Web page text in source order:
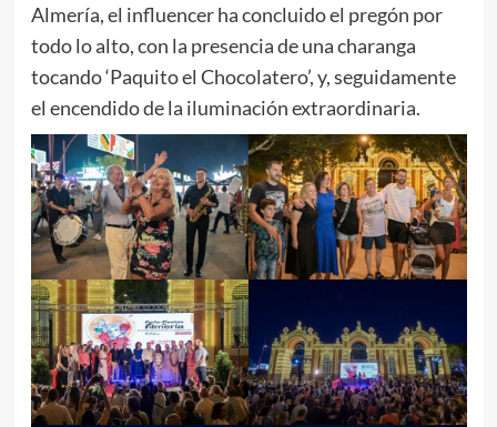
Almería, el influencer ha concluido el pregón por
todo lo alto, con la presencia de una charanga
tocando ‘Paquito el Chocolatero’, y, seguidamente
el encendido de la iluminación extraordinaria.